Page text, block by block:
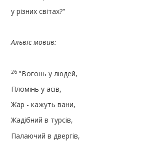
у різних світах?"
Альвіс мовив:
26 "Вогонь у людей,
Пломінь у асів,
Жар - кажуть вани,
Жадібний в турсів,
Палаючий в двергів,